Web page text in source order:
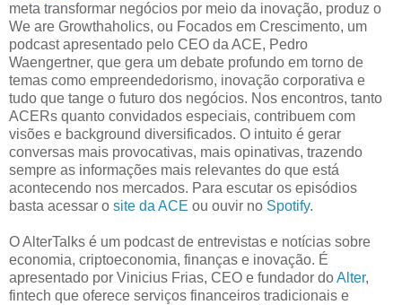
meta transformar negócios por meio da inovação, produz o
We are Growthaholics, ou Focados em Crescimento, um
podcast apresentado pelo CEO da ACE, Pedro
Waengertner, que gera um debate profundo em torno de
temas como empreendedorismo, inovação corporativa e
tudo que tange o futuro dos negócios. Nos encontros, tanto
ACERs quanto convidados especiais, contribuem com
visões e background diversificados. O intuito é gerar
conversas mais provocativas, mais opinativas, trazendo
sempre as informações mais relevantes do que está
acontecendo nos mercados. Para escutar os episódios
basta acessar o site da ACE ou ouvir no Spotify.
O AlterTalks é um podcast de entrevistas e notícias sobre
economia, criptoeconomia, finanças e inovação. É
apresentado por Vinicius Frias, CEO e fundador doAlter,
fintech que oferece serviços financeiros tradicionais e